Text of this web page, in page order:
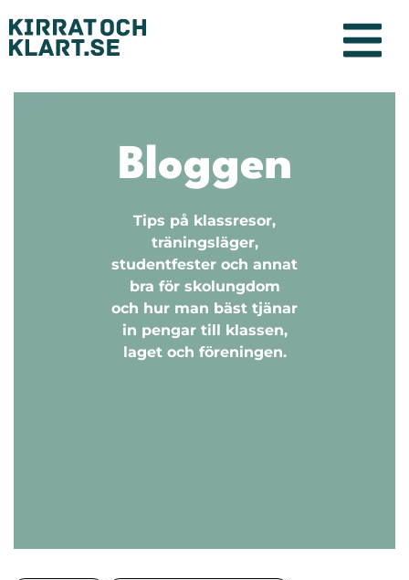
Bloggen
Tips på klassresor,
träningsläger,
studentfester och annat
bra för skolungdom
och hur man bäst tjänar
in pengar till klassen,
laget och föreningen.